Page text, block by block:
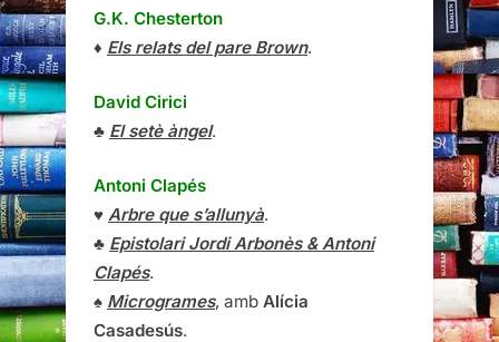
G.K. Chesterton
♦ Els relats del pare Brown.
David Cirici
♣ El setè àngel.
Antoni Clapés
♥ Arbre que s’allunyà.
♣ Epistolari Jordi Arbonès & Antoni
Clapés.
♠ Microgrames, amb Alícia
Casadesús.